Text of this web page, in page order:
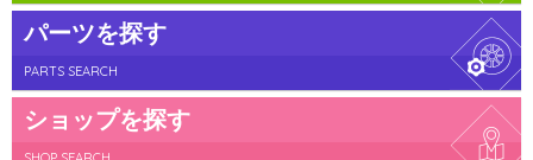
パーツを探す
PARTS SEARCH
ショップを探す